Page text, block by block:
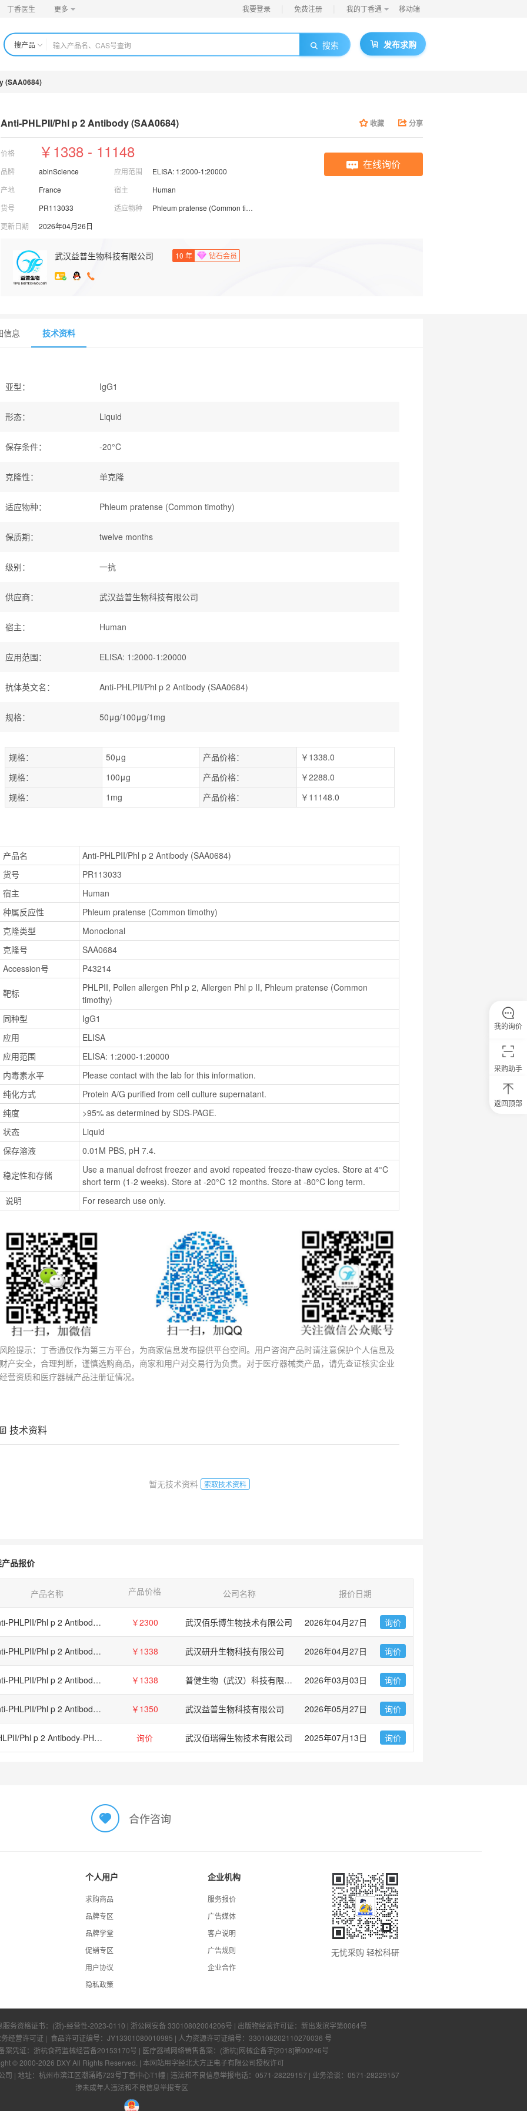
丁香医生 更多 我要登录 免费注册 我的丁香通 移动端
搜产品 搜索 发布求购
(SAA0684)
Anti-PHLPII/Phl p 2 Antibody (SAA0684) 收藏 分享
价格 ￥1338 - 11148
品牌
abinScience
产地
France
货号
PR113033
更新日期
2026年04月26日
应用范围
ELISA: 1:2000-1:20000
宿主
Human
适应物种
Phleum pratense (Common timothy)
在线询价
武汉益普生物科技有限公司 10 年 钻石会员
信息 技术资料
亚型： IgG1
形态： Liquid
保存条件： -20°C
克隆性： 单克隆
适应物种： Phleum pratense (Common timothy)
保质期： twelve months
级别： 一抗
供应商： 武汉益普生物科技有限公司
宿主： Human
应用范围： ELISA: 1:2000-1:20000
抗体英文名 ： Anti-PHLPII/Phl p 2 Antibody (SAA0684)
规格： 50μg/100μg/1mg
规格： 50μg 产品价格：
￥1338.0
规格：
100μg 产品价格：
￥2288.0
规格：
1mg 产品价格： ￥11148.0
产品名
Anti-PHLPII/Phl p 2 Antibody (SAA0684)
货号
PR113033
宿主
Human
种属反应性
Phleum pratense (Common timothy)
克隆类型
Monoclonal
克隆号
SAA0684
Accession号
P43214
靶标
PHLPII, Pollen allergen Phl p 2, Allergen Phl p II, Phleum pratense (Common
timothy)
同种型
IgG1
应用
ELISA
应用范围
ELISA: 1:2000-1:20000
内毒素水平
Please contact with the lab for this information.
纯化方式
Protein A/G purified from cell culture supernatant.
纯度
>95% as determined by SDS-PAGE.
状态
Liquid
保存溶液
0.01M PBS, pH 7.4.
稳定性和存储
Use a manual defrost freezer and avoid repeated freeze-thaw cycles. Store at 4°C
short term (1-2 weeks). Store at -20°C 12 months. Store at -80°C long term.
说明
For research use only.
风险提示：丁香通仅作为第三方平台，为商家信息发布提供平台空间。用户咨询产品时请注意保护个人信息及
财产安全，合理判断，谨慎选购商品，商家和用户对交易行为负责。对于医疗器械类产品，请先查证核实企业
经营资质和医疗器械产品注册证情况。
技术资料
暂无技术资料 索取技术资料
品报价
产品名称 产品价格 公司名称 报价日期
Anti-PHLPII/Phl p 2 Antibody (SAA0684) ￥2300 武汉佰乐博生物技术有限公司 2026年04月27日 询价
Anti-PHLPII/Phl p 2 Antibody (SAA0684) ￥1338 武汉研升生物科技有限公司 2026年04月27日 询价
Anti-PHLPII/Phl p 2 Antibody (SAA0684), 抗PHLPII/Phlp 2抗体 (SAA0684) ￥1338 普健生物（武汉）科技有限公司 2026年03月03日 询价
Anti-PHLPII/Phl p 2 Antibody (SAA0684)（单克隆抗体） ￥1350 武汉益普生物科技有限公司 2026年05月27日 询价
PHLPII/Phl p 2 Antibody-PHLPII/Phl p 2 Antibody 询价 武汉佰瑞得生物技术有限公司 2025年07月13日 询价
采购助手
返回顶部
我的询价
合作咨询
个人用户
求购商品
品牌专区
品牌学堂
促销专区
用户协议
隐私政策
企业机构
服务报价
广告媒体
客户说明
广告规则
企业合作
无忧采购 轻松科研
务资格证书： (浙)-经营性-2023-0110 | 浙公网安备 33010802004206号 | 出版物经营许可证： 新出发滨字第0064号
经营许可证 | 食品许可证编号： JY13301080010985 | 人力资源许可证编号： 330108202110270036 号
案凭证：浙杭食药监械经营备20153170号 | 医疗器械网络销售备案：(浙杭)网械企备字[2018]第00246号
© 2000-2026 DXY All Rights Reserved. | 本网站用字经北大方正电子有限公司授权许可
司 | 地址：杭州市滨江区潮涌路723号丁香中心T1幢 | 违法和不良信息举报电话：0571-28229157 | 业务洽谈：0571-28229157
涉未成年人违法和不良信息举报专区